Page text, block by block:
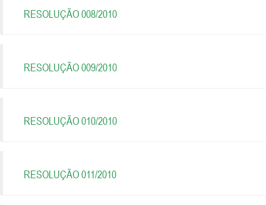
RESOLUÇÃO 008/2010
RESOLUÇÃO 009/2010
RESOLUÇÃO 010/2010
RESOLUÇÃO 011/2010